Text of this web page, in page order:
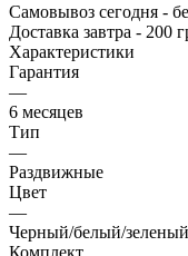
Самовывоз сегодня -
Доставка завтра - 200
Характеристики
Гарантия
—
6 месяцев
Тип
—
Раздвижные
Цвет
—
Черный/белый/зеленый
Комплект